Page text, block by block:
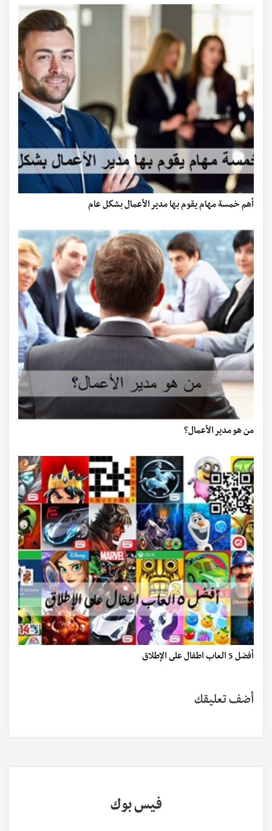
أهم خمسة مهام يقوم بها مدير الأعمال بشكل عام
من هو مدير الأعمال؟
أفضل 5 العاب اطفال على الإطلاق
أضف تعليقك
فيس بوك